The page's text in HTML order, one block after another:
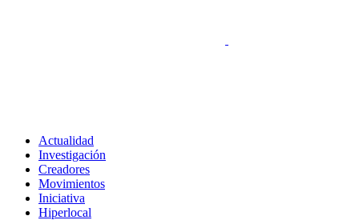
Actualidad
Investigación
Creadores
Movimientos
Iniciativa
Hiperlocal